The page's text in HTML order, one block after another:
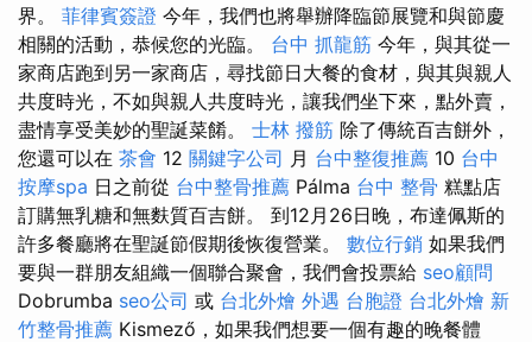
界。 菲律賓簽證 今年，我們也將舉辦降臨節展覽和與節慶
相關的活動，恭候您的光臨。 台中 抓龍筋 今年，與其從一
家商店跑到另一家商店，尋找節日大餐的食材，與其與親人
共度時光，不如與親人共度時光，讓我們坐下來，點外賣，
盡情享受美妙的聖誕菜餚。 士林 撥筋 除了傳統百吉餅外，
您還可以在 茶會 12 關鍵字公司 月 台中整復推薦 10 台中
按摩spa 日之前從 台中整骨推薦 Pálma 台中 整骨 糕點店
訂購無乳糖和無麩質百吉餅。 到12月26日晚，布達佩斯的
許多餐廳將在聖誕節假期後恢復營業。 數位行銷 如果我們
要與一群朋友組織一個聯合聚會，我們會投票給 seo顧問
Dobrumba seo公司 或 台北外燴 外遇 台胞證 台北外燴 新
竹整骨推薦 Kismező，如果我們想要一個有趣的晚餐體